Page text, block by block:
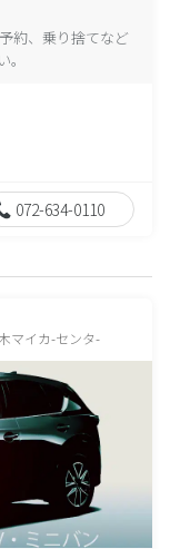
約、乗り捨てなど
072-634-0110
マイカ-センタ-